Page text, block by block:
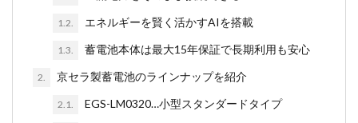
1.2. エネルギーを賢く活かすAIを搭載
1.3. 蓄電池本体は最大15年保証で長期利用も安心
2. 京セラ製蓄電池のラインナップを紹介
2.1. EGS-LM0320…小型スタンダードタイプ